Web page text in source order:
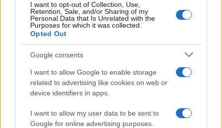
I want to opt-out of Collection, Use,
Retention, Sale, and/or Sharing of my
Personal Data that Is Unrelated with the
Purposes for which it was collected.
Opted Out
Google consents
I want to allow Google to enable storage
related to advertising like cookies on web or
device identifiers in apps.
I want to allow my user data to be sent to
Google for online advertising purposes.
Continua a leggere